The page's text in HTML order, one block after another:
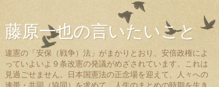
藤原一也の言いたいこと
違憲の「安保（戦争）法」がまかりとおり、安倍政権によ
っていよいよ９条改憲の発議がめざされています。これは
見過ごせません。日本国憲法の正念場を迎えて、人々への
連帯・共同（協同）を求めて、人生のまとめの時期を生き